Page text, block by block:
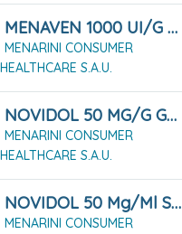
MENAVEN 1000 UI/G GEL TUBO 60 G
MENARINI CONSUMER
HEALTHCARE S.A.U.
NOVIDOL 50 MG/G GEL, TUBO DE 60 G
MENARINI CONSUMER
HEALTHCARE S.A.U.
NOVIDOL 50 Mg/ml Solución Para Pulverización Cutánea
MENARINI CONSUMER